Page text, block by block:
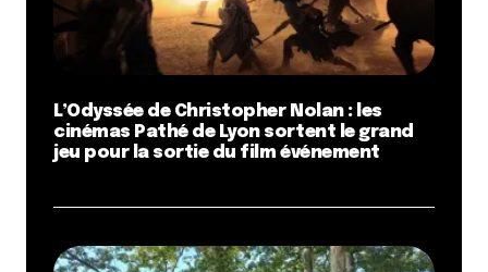
L’Odyssée de Christopher Nolan : les
cinémas Pathé de Lyon sortent le grand
jeu pour la sortie du film événement